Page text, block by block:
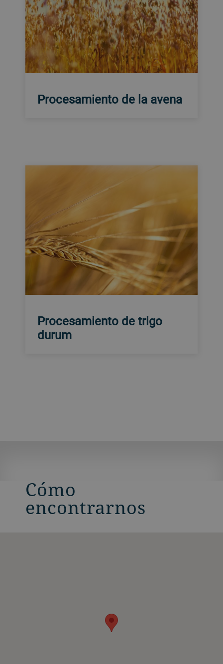
Procesamiento de la avena
Procesamiento de trigo
durum
Cómo
encontrarnos